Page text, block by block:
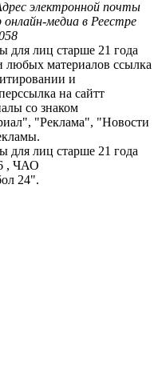
электронной почты
медиа в Реестре
для лиц старше 21 года
материалов ссылка
и
на сайтт
со знаком
"Реклама", "Новости
для лиц старше 21 года
, ЧАО
24".